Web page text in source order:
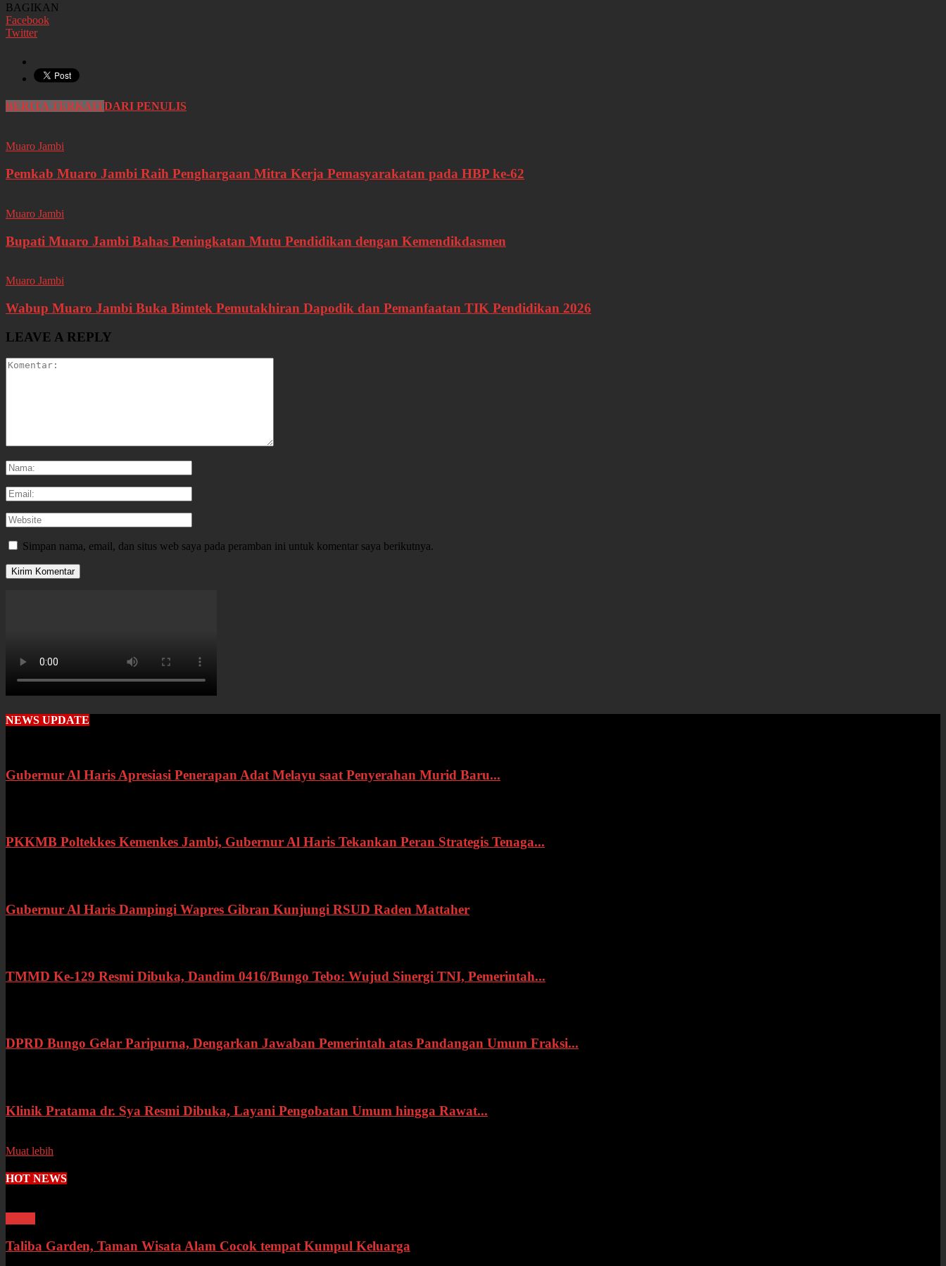
BAGIKAN
Facebook
Twitter
BERITA TERKAITDARI PENULIS
Muaro Jambi
Pemkab Muaro Jambi Raih Penghargaan Mitra Kerja Pemasyarakatan pada HBP ke-62
Muaro Jambi
Bupati Muaro Jambi Bahas Peningkatan Mutu Pendidikan dengan Kemendikdasmen
Muaro Jambi
Wabup Muaro Jambi Buka Bimtek Pemutakhiran Dapodik dan Pemanfaatan TIK Pendidikan 2026
LEAVE A REPLY
Simpan nama, email, dan situs web saya pada peramban ini untuk komentar saya berikutnya.
NEWS UPDATE
Gubernur Al Haris Apresiasi Penerapan Adat Melayu saat Penyerahan Murid Baru...
PKKMB Poltekkes Kemenkes Jambi, Gubernur Al Haris Tekankan Peran Strategis Tenaga...
Gubernur Al Haris Dampingi Wapres Gibran Kunjungi RSUD Raden Mattaher
TMMD Ke-129 Resmi Dibuka, Dandim 0416/Bungo Tebo: Wujud Sinergi TNI, Pemerintah...
DPRD Bungo Gelar Paripurna, Dengarkan Jawaban Pemerintah atas Pandangan Umum Fraksi...
Klinik Pratama dr. Sya Resmi Dibuka, Layani Pengobatan Umum hingga Rawat...
Muat lebih
HOT NEWS
Taliba Garden, Taman Wisata Alam Cocok tempat Kumpul Keluarga